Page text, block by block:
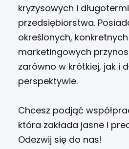
kryzysowych i
przedsiębiorstwa.
określonych,
marketingowych
zarówno w krótkiej, jak i
perspektywie.
Chcesz podjąć
która zakłada jasne i
Odezwij się do nas!